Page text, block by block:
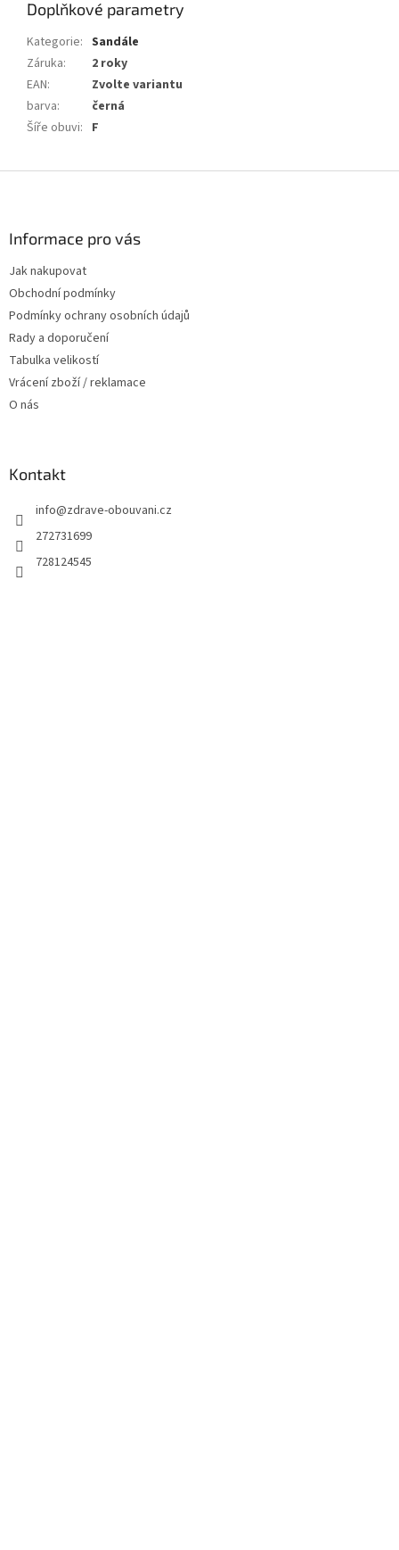
Doplňkové parametry
Kategorie: Sandále
Záruka:
2 roky
EAN:
Zvolte variantu
barva:
černá
Šíře obuvi: F
Informace pro vás
Jak nakupovat
Obchodní podmínky
Podmínky ochrany osobních údajů
Rady a doporučení
Tabulka velikostí
Vrácení zboží / reklamace
O nás
Kontakt
info@zdrave-obouvani.cz
272731699
728124545